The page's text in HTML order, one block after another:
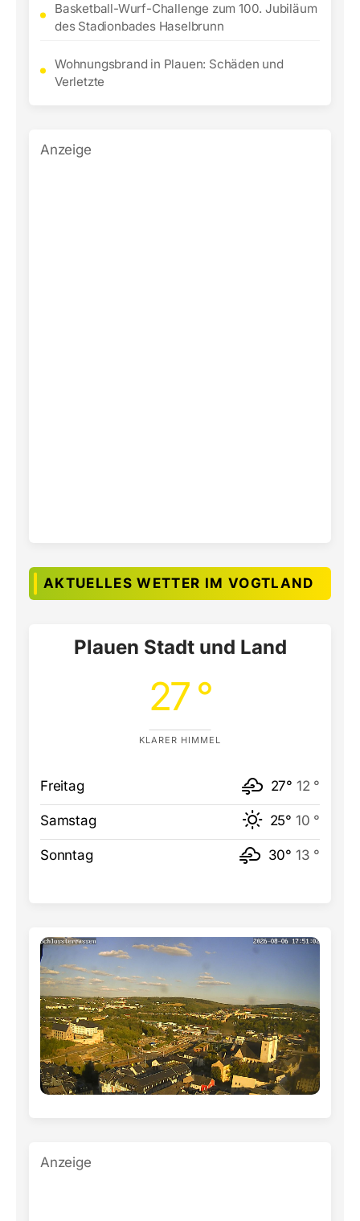
Basketball-Wurf-Challenge zum 100. Jubiläum
des Stadionbades Haselbrunn
Wohnungsbrand in Plauen: Schäden und
Verletzte
Anzeige
AKTUELLES WETTER IM VOGTLAND
Plauen Stadt und Land
27 °
KLARER HIMMEL
Freitag 27° 12 °
Samstag 25° 10 °
Sonntag 30° 13 °
Anzeige